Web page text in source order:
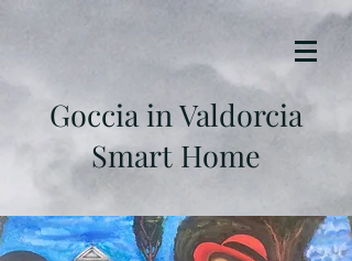
Goccia in Valdorcia
Smart Home